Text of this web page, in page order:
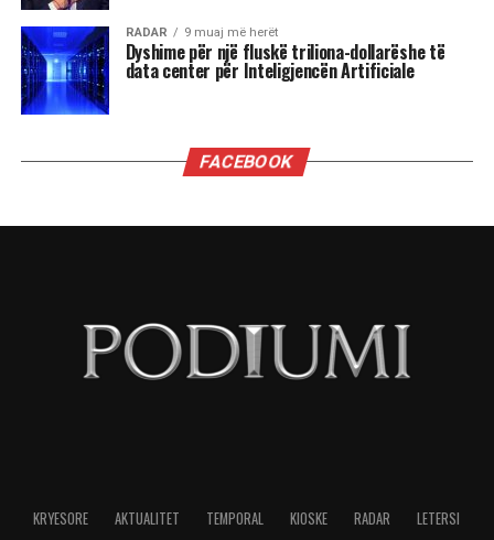
RADAR 9 muaj më herët
Dyshime për një fluskë triliona-dollarëshe të
data center për Inteligjencën Artificiale
FACEBOOK
KRYESORE AKTUALITET TEMPORAL KIOSKE RADAR
LETERSI